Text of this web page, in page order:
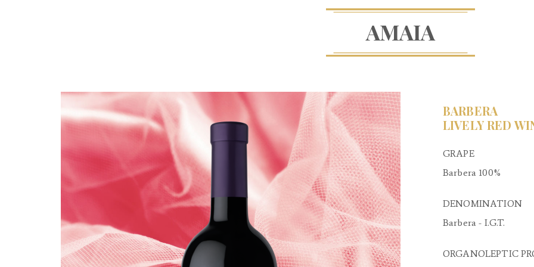
AMAIA
BARBERA
LIVELY RED
GRAPE
Barbera 100%
DENOMINATION
Barbera - I.G.T.
ORGANOLEPTIC